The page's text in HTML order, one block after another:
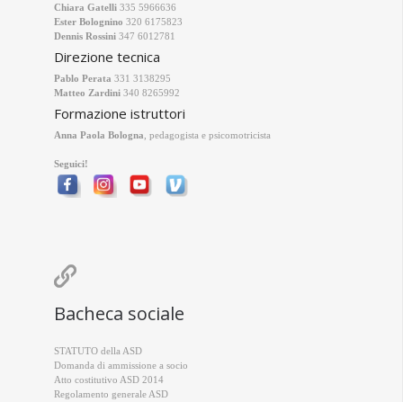
Chiara Gatelli 335 5966636
Ester Bolognino 320 6175823
Dennis Rossini 347 6012781
Direzione tecnica
Pablo Perata 331 3138295
Matteo Zardini 340 8265992
Formazione istruttori
Anna Paola Bologna , pedagogista e psicomotricista
Seguici!

Bacheca sociale
STATUTO della ASD
Domanda di ammissione a socio
Atto costitutivo ASD 2014
Regolamento generale ASD